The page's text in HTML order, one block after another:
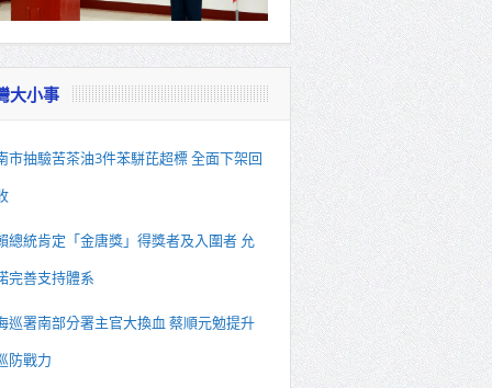
大小事
市抽驗苦茶油3件苯駢芘超標 全面下架回
總統肯定「金唐獎」得獎者及入圍者 允
完善支持體系
巡署南部分署主官大換血 蔡順元勉提升
防戰力